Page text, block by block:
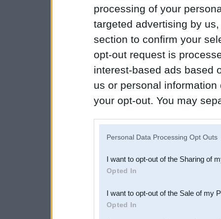
processing of your
targeted advertising by
section to confirm your
opt-out request is
interest-based ads based
us or personal
your opt-out. You may
Downstream Participants
third parties.
Personal Data Processing Opt Outs
I want to opt-out of the Sharing of
Opted In
I want to opt-out of the Sale of my
Opted In